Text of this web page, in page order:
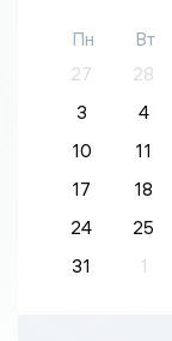
Пн Вт
27
28
3
4
10
11
17
18
24
25
31
1